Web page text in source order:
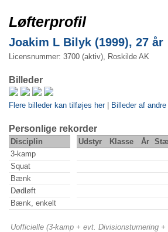
Løfterprofil
Joakim L Bilyk (1999), 27 år
Licensnummer: 3700 (aktiv), Roskilde AK
Billeder
Flere billeder kan tilføjes her| Billeder af
Personlige rekorder
Disciplin Udstyr Klasse År
3-kamp
Squat
Bænk
Dødløft
Bænk, enkelt
Uofficielle (3-kamp + evt. Divisionsturnering